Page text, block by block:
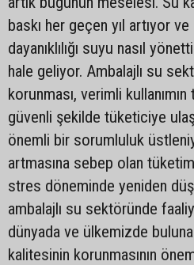
baskı her geçen yıl artıyor
dayanıklılığı suyu nasıl
hale geliyor. Ambalajlı su
korunması, verimli
güvenli şekilde tüketiciye
önemli bir sorumluluk
artmasına sebep olan
stres döneminde yeniden
ambalajlı su sektöründe
dünyada ve ülkemizde
kalitesinin korunmasının